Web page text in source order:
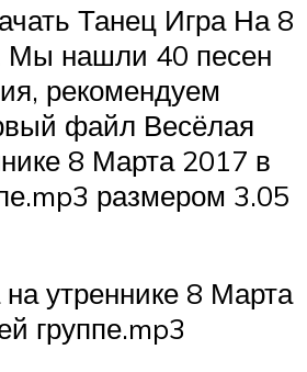
Танец Игра На 8
Мы нашли 40 песен
рекомендуем
файл Весёлая
8 Марта 2017 в
размером 3.05
утреннике 8 Марта
группе.mp3